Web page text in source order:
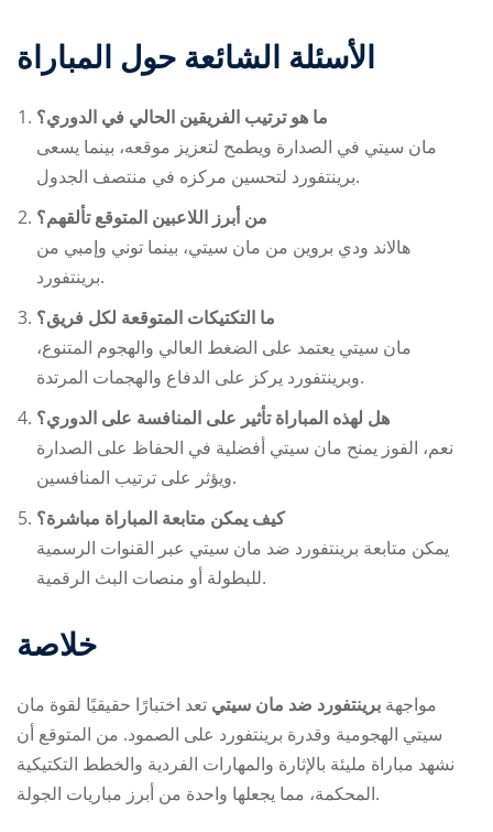
الأسئلة الشائعة حول المباراة
ما هو ترتيب الفريقين الحالي في الدوري؟
مان سيتي في الصدارة ويطمح لتعزيز موقعه، بينما يسعى
برينتفورد لتحسين مركزه في منتصف الجدول.
من أبرز اللاعبين المتوقع تألقهم؟
هالاند ودي بروين من مان سيتي، بينما توني وإمبي من
برينتفورد.
ما التكتيكات المتوقعة لكل فريق؟
مان سيتي يعتمد على الضغط العالي والهجوم المتنوع،
وبرينتفورد يركز على الدفاع والهجمات المرتدة.
هل لهذه المباراة تأثير على المنافسة على الدوري؟
نعم، الفوز يمنح مان سيتي أفضلية في الحفاظ على الصدارة
ويؤثر على ترتيب المنافسين.
كيف يمكن متابعة المباراة مباشرة؟
يمكن متابعة برينتفورد ضد مان سيتي عبر القنوات الرسمية
للبطولة أو منصات البث الرقمية.
خلاصة
مواجهة برينتفورد ضد مان سيتي تعد اختبارًا حقيقيًا لقوة مان
سيتي الهجومية وقدرة برينتفورد على الصمود. من المتوقع أن
نشهد مباراة مليئة بالإثارة والمهارات الفردية والخطط التكتيكية
المحكمة، مما يجعلها واحدة من أبرز مباريات الجولة.